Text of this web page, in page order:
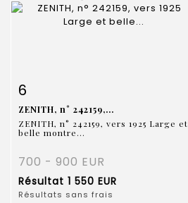
Fiche détaillée
6
ZENITH, n° 242159,...
ZENITH, n° 242159, vers 1925 Large et
belle montre...
700 - 900 EUR
Résultat 1 550 EUR
Résultats sans frais